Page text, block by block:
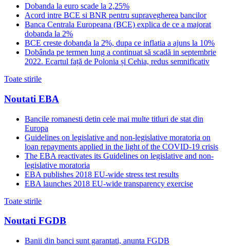
Dobanda la euro scade la 2,25%
Acord intre BCE si BNR pentru supravegherea bancilor
Banca Centrala Europeana (BCE) explica de ce a majorat
dobanda la 2%
BCE creste dobanda la 2%, dupa ce inflatia a ajuns la 10%
Dobânda pe termen lung a continuat să scadă in septembrie
2022. Ecartul față de Polonia și Cehia, redus semnificativ
Toate stirile
Noutati EBA
Bancile romanesti detin cele mai multe titluri de stat din
Europa
Guidelines on legislative and non-legislative moratoria on
loan repayments applied in the light of the COVID-19 crisis
The EBA reactivates its Guidelines on legislative and non-
legislative moratoria
EBA publishes 2018 EU-wide stress test results
EBA launches 2018 EU-wide transparency exercise
Toate stirile
Noutati FGDB
Banii din banci sunt garantati, anunta FGDB